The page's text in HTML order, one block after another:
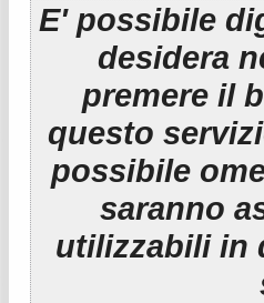
E' possibile
desidera
premere il
questo
possibile
saranno
utilizzabili in